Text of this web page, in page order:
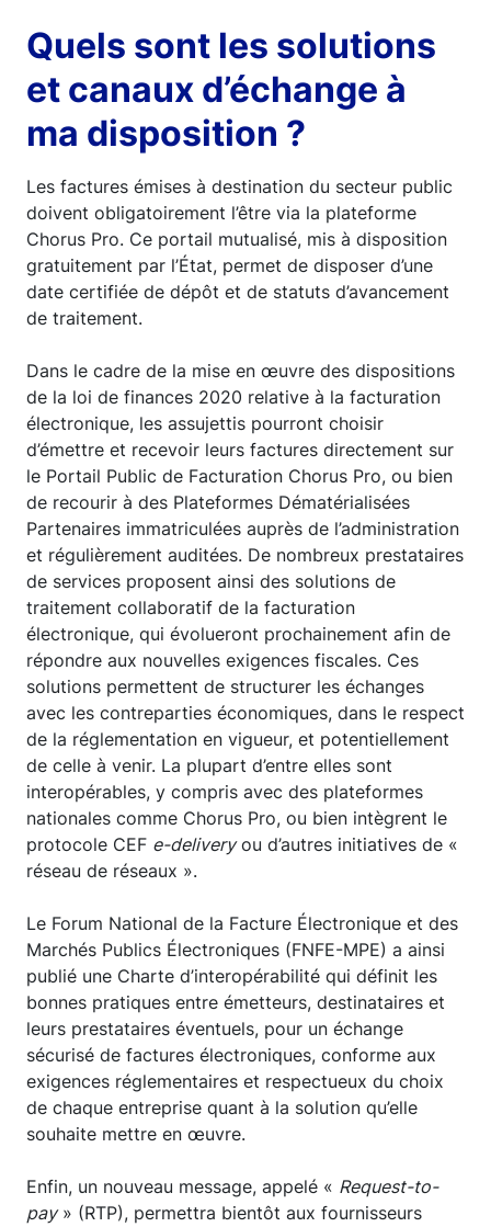
Quels sont les solutions
et canaux d’échange à
ma disposition ?
Les factures émises à destination du secteur public
doivent obligatoirement l’être via la plateforme
Chorus Pro. Ce portail mutualisé, mis à disposition
gratuitement par l’État, permet de disposer d’une
date certifiée de dépôt et de statuts d’avancement
de traitement.
Dans le cadre de la mise en œuvre des dispositions
de la loi de finances 2020 relative à la facturation
électronique, les assujettis pourront choisir
d’émettre et recevoir leurs factures directement sur
le Portail Public de Facturation Chorus Pro, ou bien
de recourir à des Plateformes Dématérialisées
Partenaires immatriculées auprès de l’administration
et régulièrement auditées. De nombreux prestataires
de services proposent ainsi des solutions de
traitement collaboratif de la facturation
électronique, qui évolueront prochainement afin de
répondre aux nouvelles exigences fiscales. Ces
solutions permettent de structurer les échanges
avec les contreparties économiques, dans le respect
de la réglementation en vigueur, et potentiellement
de celle à venir. La plupart d’entre elles sont
interopérables, y compris avec des plateformes
nationales comme Chorus Pro, ou bien intègrent le
protocole CEF e-deliveryou d’autres initiatives de «
réseau de réseaux ».
Le Forum National de la Facture Électronique et des
Marchés Publics Électroniques (FNFE-MPE) a ainsi
publié une Charte d’interopérabilité qui définit les
bonnes pratiques entre émetteurs, destinataires et
leurs prestataires éventuels, pour un échange
sécurisé de factures électroniques, conforme aux
exigences réglementaires et respectueux du choix
de chaque entreprise quant à la solution qu’elle
souhaite mettre en œuvre.
Enfin, un nouveau message, appelé « Request-to-
pay» (RTP), permettra bientôt aux fournisseurs